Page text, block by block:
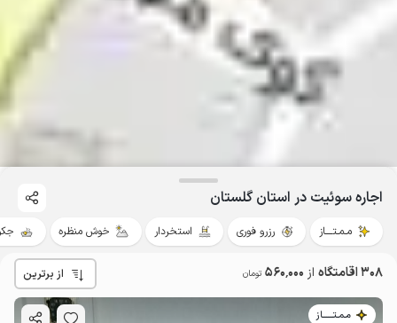
اجاره سوئیت در استان گلستان
مـمـتــــاز رزرو فوری استخردار خوش منظره
308 اقامتگاه از 560٬000 تومان از برترین
مـمـتــــــاز